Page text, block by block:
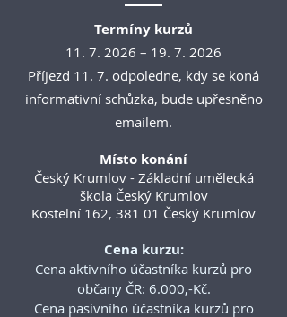
Termíny kurzů
11. 7. 2026 – 19. 7. 2026
Příjezd 11. 7. odpoledne, kdy se koná
informativní schůzka, bude upřesněno
emailem.
Místo konání
Český Krumlov - Základní umělecká
škola Český Krumlov
Kostelní 162, 381 01 Český Krumlov
Cena kurzu:
Cena aktivního účastníka kurzů pro
občany ČR: 6.000,-Kč.
Cena pasivního účastníka kurzů pro